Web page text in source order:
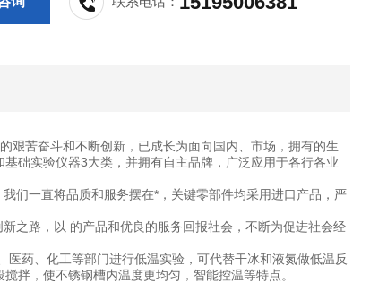
艰苦奋斗和不断创新，已成长为面向国内、市场，拥有的生
础实验仪器3大类，并拥有自主品牌，广泛应用于各行各业
们一直将品质和服务摆在*，关键零部件均采用进口产品，严
之路，以 的产品和优良的服务回报社会，不断为促进社会经
药、化工等部门进行低温实验，可代替干冰和液氮做低温反
拌，使不锈钢槽内温度更均匀，智能控温等特点。